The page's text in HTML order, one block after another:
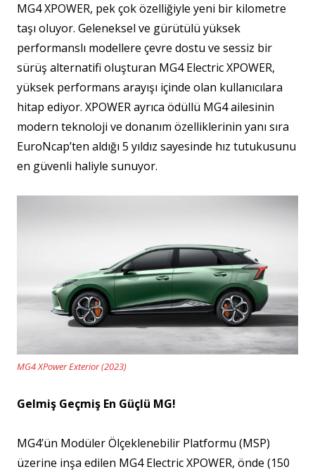
MG4 XPOWER, pek çok özelliğiyle yeni bir kilometre
taşı oluyor. Geleneksel ve gürütülü yüksek
performanslı modellere çevre dostu ve sessiz bir
sürüş alternatifi oluşturan MG4 Electric XPOWER,
yüksek performans arayışı içinde olan kullanıcılara
hitap ediyor. XPOWER ayrıca ödüllü MG4 ailesinin
modern teknoloji ve donanım özelliklerinin yanı sıra
EuroNcap’ten aldığı 5 yıldız sayesinde hız tutukusunu
en güvenli haliyle sunuyor.
MG4 XPower Exterior (2023)
Gelmiş Geçmiş En Güçlü MG!
MG4’ün Modüler Ölçeklenebilir Platformu (MSP)
üzerine inşa edilen MG4 Electric XPOWER, önde (150